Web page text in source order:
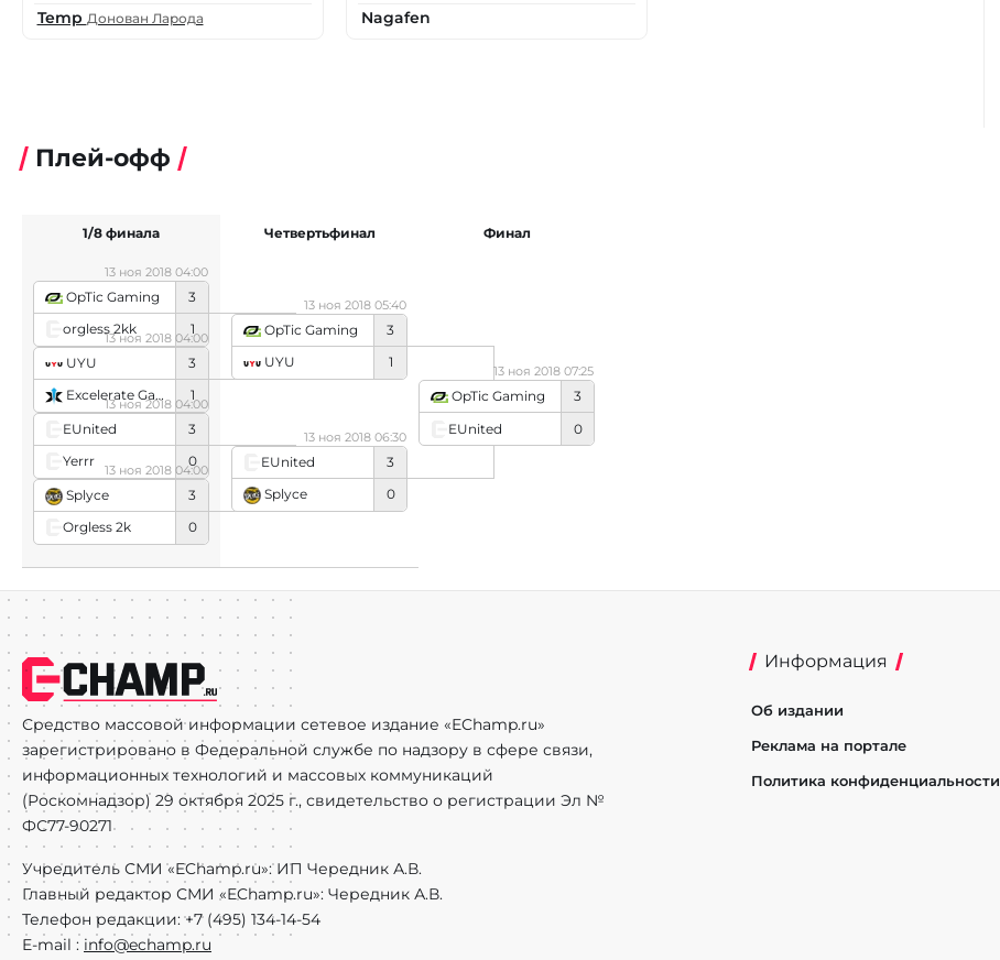
Temp Донован Ларода
Nagafen
Плей-офф
OpTic Gaming
3
orgless 2kk
1
13 ноя 2018 04:00
UYU
3
Excelerate Gaming
1
13 ноя 2018 04:00
EUnited
3
Yerrr
0
13 ноя 2018 04:00
Splyce
3
Orgless 2k
0
13 ноя 2018 04:00
1/8 финала
OpTic Gaming
3
UYU
1
13 ноя 2018 05:40
EUnited
3
Splyce
0
13 ноя 2018 06:30
Четвертьфинал
OpTic Gaming
3
EUnited
0
13 ноя 2018 07:25
Финал
Средство массовой информации сетевое издание «EChamp.ru»
зарегистрировано в Федеральной службе по надзору в сфере связи,
информационных технологий и массовых коммуникаций
(Роскомнадзор) 29 октября 2025 г., свидетельство о регистрации Эл №
ФС77-90271
Учредитель СМИ «EChamp.ru»: ИП Чередник А.В.
Главный редактор СМИ «EChamp.ru»: Чередник А.В.
Телефон редакции: +7 (495) 134-14-54
E-mail : info@echamp.ru
Информация
Об издании
Реклама на портале
Политика конфиденциальности